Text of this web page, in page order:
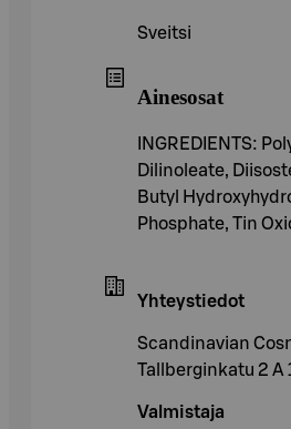
Sveitsi
Ainesosat
INGREDIENTS:
Dilinoleate,
Butyl
Phosphate, Tin
Yhteystiedot
Scandinavian
Tallberginkatu 2 A
Valmistaja